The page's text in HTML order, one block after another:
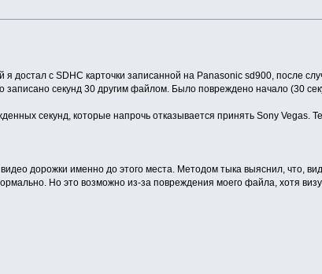
с SDHC карточки записанной на Panasonic sd900, после
секунд 30 другим файлом. Было повреждено начало (30
секунд, которые напрочь отказывается принять Sony Vegas.
дорожки именно до этого места. Методом тыка выяснил, что,
Но это возможно из-за повреждения моего файла, хотя